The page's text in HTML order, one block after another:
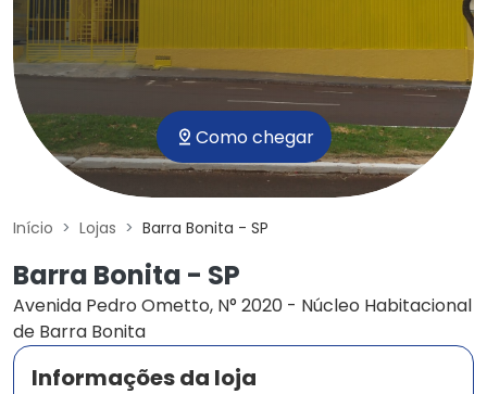
Como chegar
Início Lojas Barra Bonita - SP
Barra Bonita - SP
Avenida Pedro Ometto, N° 2020 - Núcleo Habitacional
de Barra Bonita
Informações da loja